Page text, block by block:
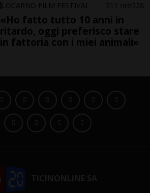
LOCARNO FILM FESTIVAL 11 ore 28
«Ho fatto tutto 10 anni in
ritardo, oggi preferisco stare
in fattoria con i miei animali»